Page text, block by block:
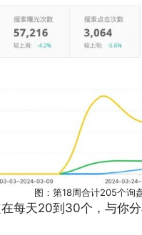
图：第18周合计205个询
每天20到30个，与你分